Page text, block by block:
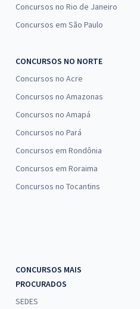
Concursos no Rio de Janeiro
Concursos em São Paulo
CONCURSOS NO NORTE
Concursos no Acre
Concursos no Amazonas
Concursos no Amapá
Concursos no Pará
Concursos em Rondônia
Concursos em Roraima
Concursos no Tocantins
CONCURSOS MAIS
PROCURADOS
SEDES